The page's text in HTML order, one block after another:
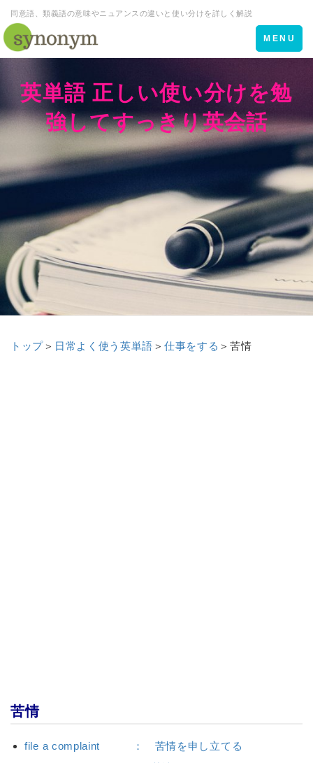
同意語、類義語の意味やニュアンスの違いと使い分けを詳しく解説
Toggle
navigation
MENU
英単語 正しい使い分けを勉
強してすっきり英会話
トップ＞ 日常よく使う英単語 ＞ 仕事をする ＞苦情
苦情
file a complaint ： 苦情を申し立てる